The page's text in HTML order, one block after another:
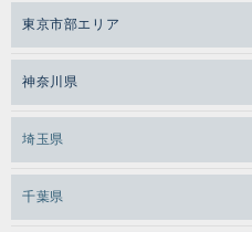
メガロスルフレ恵比寿
メガロス日比谷シャンテ
メガロス田端
東京市部エリア
メガロス三鷹
メガロスルフレ三鷹
神奈川県
メガロス上永谷
メガロスルフレ上永谷
埼玉県
千葉県